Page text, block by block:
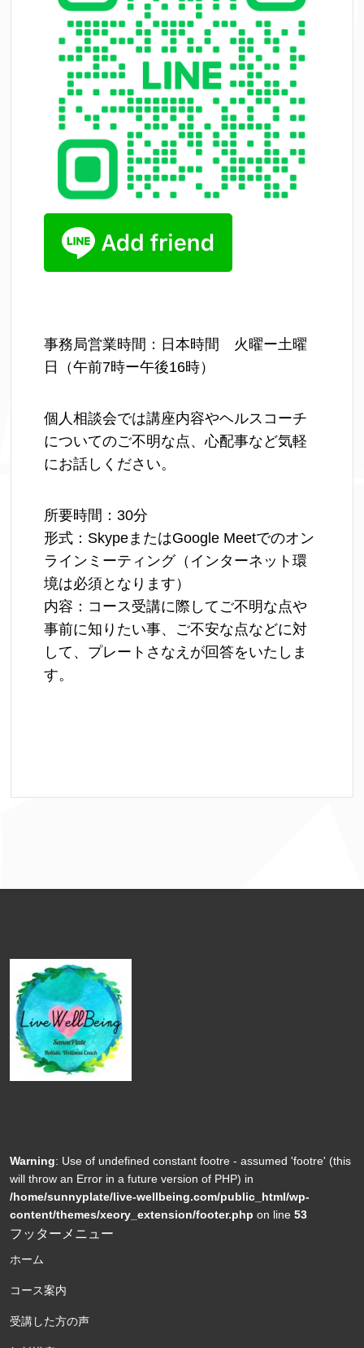
事務局営業時間：日本時間 火曜ー土曜
日（午前7時ー午後16時）
個人相談会では講座内容やヘルスコーチ
についてのご不明な点、心配事など気軽
にお話しください。
所要時間：30分
形式：SkypeまたはGoogle Meetでのオン
ラインミーティング（インターネット環
境は必須となります）
内容：コース受講に際してご不明な点や
事前に知りたい事、ご不安な点などに対
して、プレートさなえが回答をいたしま
す。
Warning: Use of undefined constant footre - assumed 'footre' (this
will throw an Error in a future version of PHP) in
/home/sunnyplate/live-wellbeing.com/public_html/wp-
content/themes/xeory_extension/footer.php on line 53
フッターメニュー
ホーム
コース案内
受講した方の声